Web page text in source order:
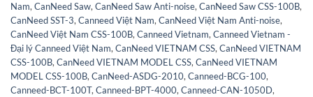
Nam,CanNeed Saw,CanNeed Saw Anti-noise,CanNeed Saw CSS-100B,
CanNeed SST-3,Canneed Việt Nam,CanNeed Việt Nam Anti-noise,
CanNeed Việt Nam CSS-100B,Canneed Vietnam,Canneed Vietnam -
Đại lý Canneed Việt Nam,CanNeed VIETNAM CSS,CanNeed VIETNAM
CSS-100B,CanNeed VIETNAM MODEL CSS,CanNeed VIETNAM
MODEL CSS-100B,CanNeed-ASDG-2010,Canneed-BCG-100,
Canneed-BCT-100T,Canneed-BPT-4000,Canneed-CAN-1050D,